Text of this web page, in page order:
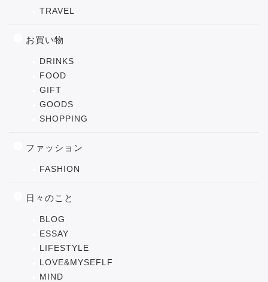
TRAVEL
お買い物
DRINKS
FOOD
GIFT
GOODS
SHOPPING
ファッション
FASHION
日々のこと
BLOG
ESSAY
LIFESTYLE
LOVE&MYSEFLF
MIND